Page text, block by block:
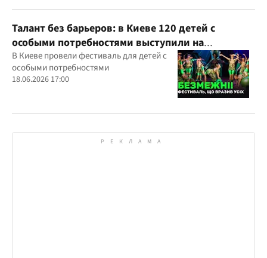
Талант без барьеров: в Киеве 120 детей с
особыми потребностями выступили на
всеукраинском фестивале
В Киеве провели фестиваль для детей с
особыми потребностями
18.06.2026 17:00